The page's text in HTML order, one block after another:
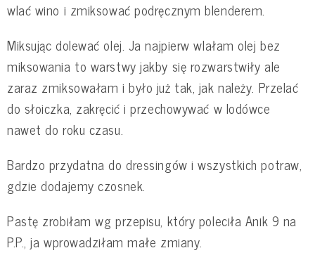
wlać wino i zmiksować podręcznym blenderem.
Miksując dolewać olej. Ja najpierw wlałam olej bez
miksowania to warstwy jakby się rozwarstwiły ale
zaraz zmiksowałam i było już tak, jak należy. Przelać
do słoiczka, zakręcić i przechowywać w lodówce
nawet do roku czasu.
Bardzo przydatna do dressingów i wszystkich potraw,
gdzie dodajemy czosnek.
Pastę zrobiłam wg przepisu, który poleciła Anik 9 na
P.P., ja wprowadziłam małe zmiany.